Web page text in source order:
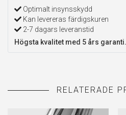
Optimalt insynsskydd
Kan levereras färdigskuren
2-7 dagars leveranstid
Högsta kvalitet med 5 års garanti.